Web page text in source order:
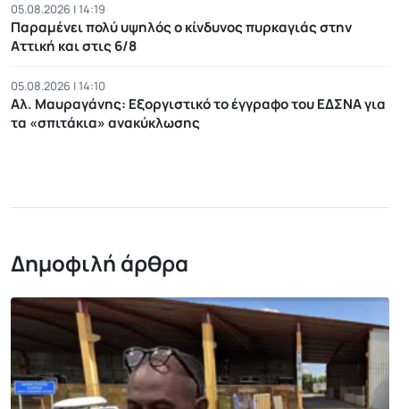
05.08.2026 | 14:19
Παραμένει πολύ υψηλός ο κίνδυνος πυρκαγιάς στην
Αττική και στις 6/8
05.08.2026 | 14:10
Αλ. Μαυραγάνης: Εξοργιστικό το έγγραφο του ΕΔΣΝΑ για
τα «σπιτάκια» ανακύκλωσης
Δημοφιλή άρθρα